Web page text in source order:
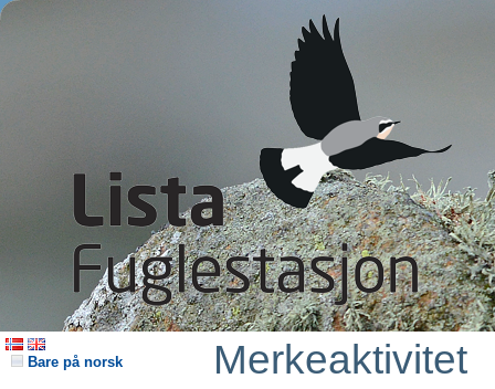
Bare på norsk Merkeaktivitet